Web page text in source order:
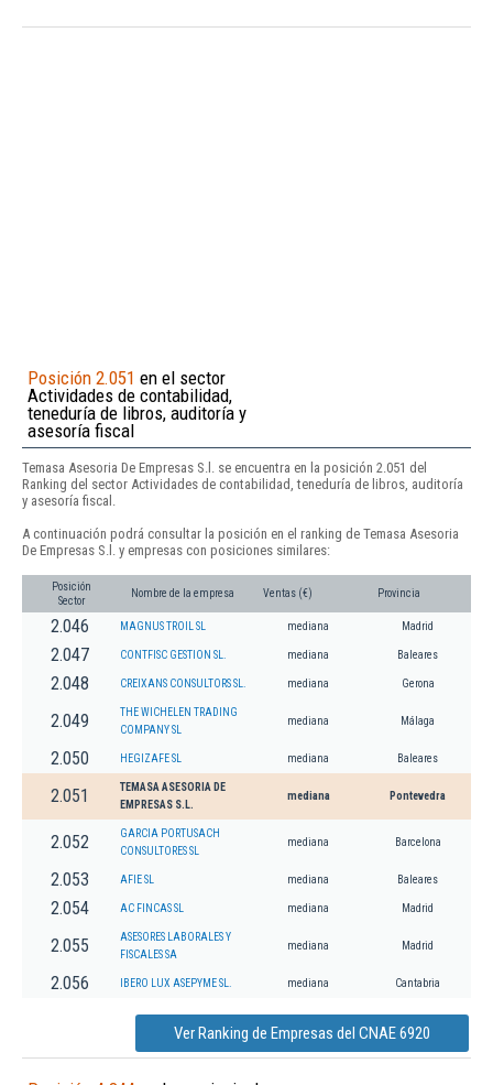
Posición 2.051 en el sector
Actividades de contabilidad,
teneduría de libros, auditoría y
asesoría fiscal
Temasa Asesoria De Empresas S.l. se encuentra en la posición 2.051 del
Ranking del sector Actividades de contabilidad, teneduría de libros, auditoría
y asesoría fiscal.
A continuación podrá consultar la posición en el ranking de Temasa Asesoria
De Empresas S.l. y empresas con posiciones similares:
Posición
Sector
Nombre de la empresa Ventas (€) Provincia
2.046 MAGNUS TROIL SL mediana Madrid
2.047 CONTFISC GESTION SL. mediana Baleares
2.048 CREIXANS CONSULTORS SL. mediana Gerona
2.049
THE WICHELEN TRADING
COMPANY SL
mediana Málaga
2.050 HEGIZAFE SL mediana Baleares
2.051
TEMASA ASESORIA DE
EMPRESAS S.L.
mediana Pontevedra
2.052
GARCIA PORTUSACH
CONSULTORES SL
mediana Barcelona
2.053 AFIE SL mediana Baleares
2.054 AC FINCAS SL mediana Madrid
2.055
ASESORES LABORALES Y
FISCALES SA
mediana Madrid
2.056 IBERO LUX ASEPYME SL. mediana Cantabria
Ver Ranking de Empresas del CNAE 6920